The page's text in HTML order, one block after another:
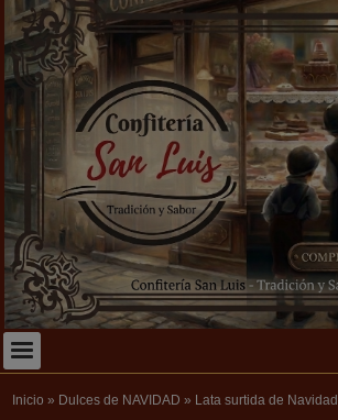
Inicio » Dulces de NAVIDAD » Lata surtida de Navidad